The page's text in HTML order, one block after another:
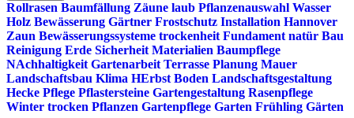
Rollrasen Baumfällung Zäune laub Pflanzenauswahl Wasser
Holz Bewässerung Gärtner Frostschutz Installation Hannover
Zaun Bewässerungssysteme trockenheit Fundament natür Bau
Reinigung Erde Sicherheit Materialien Baumpflege
NAchhaltigkeit Gartenarbeit Terrasse Planung Mauer
Landschaftsbau Klima HErbst Boden Landschaftsgestaltung
Hecke Pflege Pflastersteine Gartengestaltung Rasenpflege
Winter trocken Pflanzen Gartenpflege Garten Frühling Gärten